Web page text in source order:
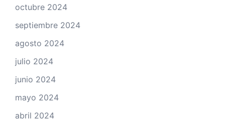
octubre 2024
septiembre 2024
agosto 2024
julio 2024
junio 2024
mayo 2024
abril 2024